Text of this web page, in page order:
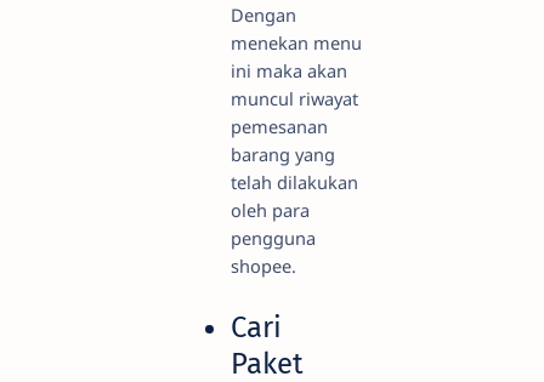
Dengan
menekan menu
ini maka akan
muncul riwayat
pemesanan
barang yang
telah dilakukan
oleh para
pengguna
shopee.
Cari
Paket